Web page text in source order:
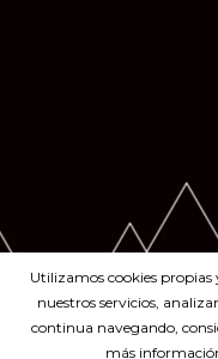
Utilizamos cookies propias
nuestros servicios,
continua navegando,
más